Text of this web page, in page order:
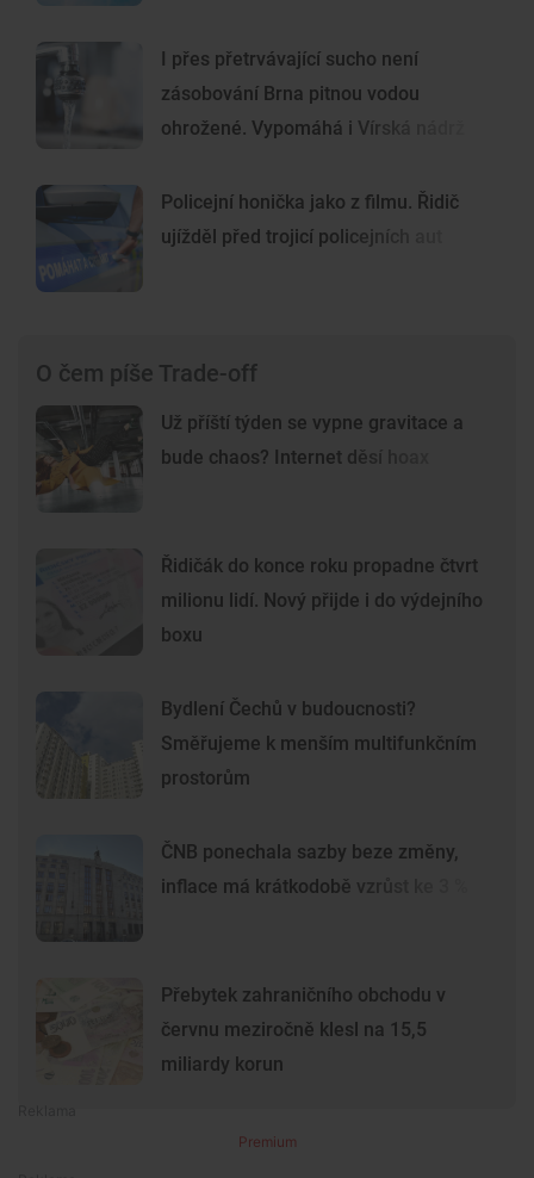
I přes přetrvávající sucho není
zásobování Brna pitnou vodou
ohrožené. Vypomáhá i Vírská nádrž
Policejní honička jako z filmu. Řidič
ujížděl před trojicí policejních aut
O čem píše Trade-off
Už příští týden se vypne gravitace a
bude chaos? Internet děsí hoax
Řidičák do konce roku propadne čtvrt
milionu lidí. Nový přijde i do výdejního
boxu
Bydlení Čechů v budoucnosti?
Směřujeme k menším multifunkčním
prostorům
ČNB ponechala sazby beze změny,
inflace má krátkodobě vzrůst ke 3 %
Přebytek zahraničního obchodu v
červnu meziročně klesl na 15,5
miliardy korun
Premium